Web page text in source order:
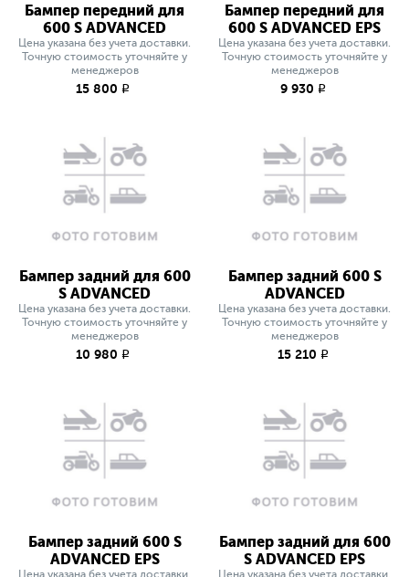
Бампер передний для
600 S ADVANCED
Цена указана без учета доставки.
Точную стоимость уточняйте у
менеджеров
15 800 q
Бампер передний для
600 S ADVANCED EPS
Цена указана без учета доставки.
Точную стоимость уточняйте у
менеджеров
9 930 q
Бампер задний для 600
S ADVANCED
Цена указана без учета доставки.
Точную стоимость уточняйте у
менеджеров
10 980 q
Бампер задний 600 S
ADVANCED
Цена указана без учета доставки.
Точную стоимость уточняйте у
менеджеров
15 210 q
Бампер задний 600 S
ADVANCED EPS
Бампер задний для 600
S ADVANCED EPS